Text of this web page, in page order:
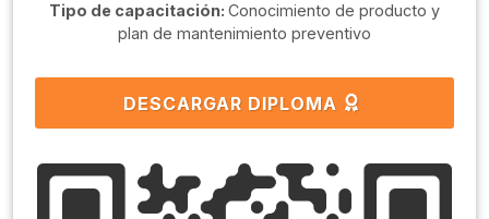
Tipo de capacitación: Conocimiento de producto y
plan de mantenimiento preventivo
DESCARGAR DIPLOMA